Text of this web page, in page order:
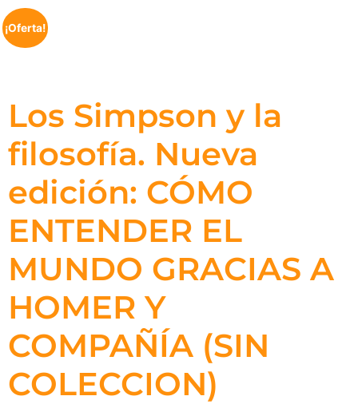
¡Oferta!
Los Simpson y la
filosofía. Nueva
edición: CÓMO
ENTENDER EL
MUNDO GRACIAS A
HOMER Y
COMPAÑÍA (SIN
COLECCION)